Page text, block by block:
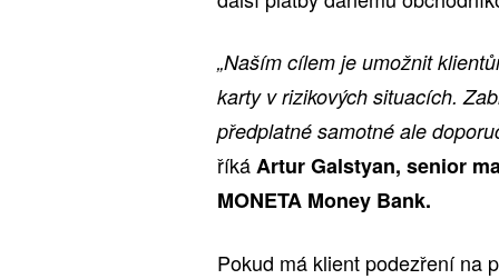
„Naším cílem je umožnit
karty v rizikových situacích.
předplatné samotné ale
říkáArtur Galstyan, senior
MONETA Money Bank.
Pokud má klient podezření na